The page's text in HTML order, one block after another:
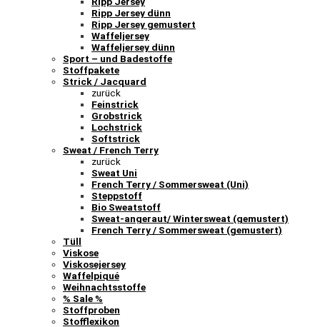
Ripp Jersey dünn
Ripp Jersey gemustert
Waffeljersey
Waffeljersey dünn
Sport – und Badestoffe
Stoffpakete
Strick / Jacquard
zurück
Feinstrick
Grobstrick
Lochstrick
Softstrick
Sweat / French Terry
zurück
Sweat Uni
French Terry / Sommersweat (Uni)
Steppstoff
Bio Sweatstoff
Sweat-angeraut/ Wintersweat (gemustert)
French Terry / Sommersweat (gemustert)
Tüll
Viskose
Viskosejersey
Waffelpiqué
Weihnachtsstoffe
% Sale %
Stoffproben
Stofflexikon